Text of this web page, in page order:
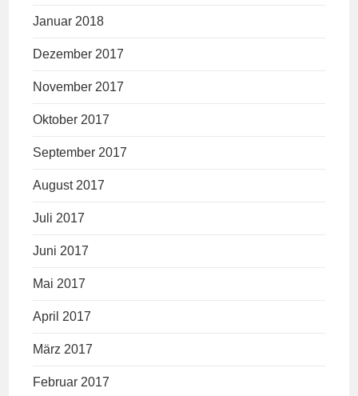
Januar 2018
Dezember 2017
November 2017
Oktober 2017
September 2017
August 2017
Juli 2017
Juni 2017
Mai 2017
April 2017
März 2017
Februar 2017